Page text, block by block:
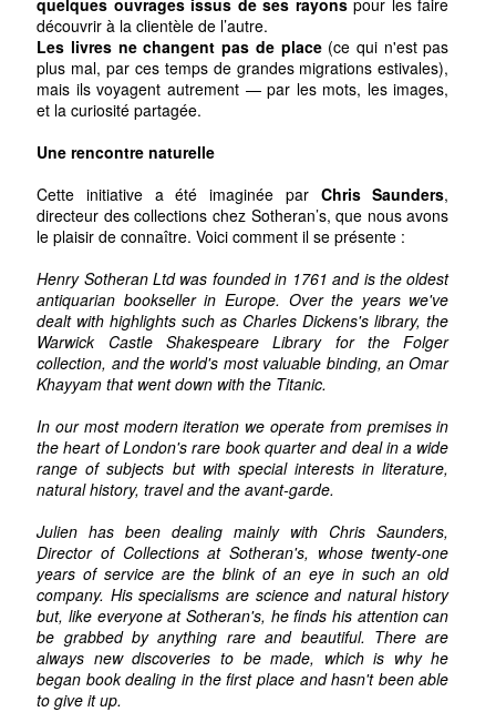
quelques ouvrages issus de ses rayonspour les faire
découvrir à la clientèle de l’autre.
Les livres ne changent pas de place(ce qui n'est pas
plus mal, par ces temps de grandes migrations estivales),
mais ils voyagent autrement — par les mots, les images,
et la curiosité partagée.
Une rencontre naturelle
Cette initiative a été imaginée par Chris Saunders,
directeur des collections chez Sotheran’s, que nous avons
le plaisir de connaître. Voici comment il se présente :
Henry Sotheran Ltd was founded in 1761 and is the oldest
antiquarian bookseller in Europe. Over the years we've
dealt with highlights such as Charles Dickens's library, the
Warwick Castle Shakespeare Library for the Folger
collection, and the world's most valuable binding, an Omar
Khayyam that went down with the Titanic.
In our most modern iteration we operate from premises in
the heart of London's rare book quarter and deal in a wide
range of subjects but with special interests in literature,
natural history, travel and the avant-garde.
Julien has been dealing mainly with Chris Saunders,
Director of Collections at Sotheran's, whose twenty-one
years of service are the blink of an eye in such an old
company. His specialisms are science and natural history
but, like everyone at Sotheran's, he finds his attention can
be grabbed by anything rare and beautiful. There are
always new discoveries to be made, which is why he
began book dealing in the first place and hasn't been able
to give it up.